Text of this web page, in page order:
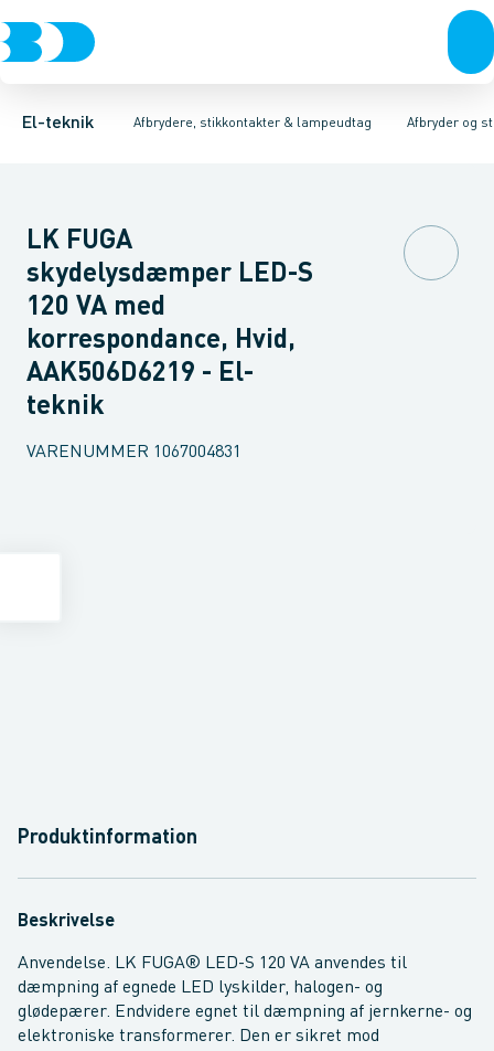
El-teknik Afbrydere, stikkontakter & lampeudtag
Afbrydere, stikkontakter & lampeudtagForgreningsmateriel
Afbryder og
Afbryder og stikdåsemateriel
Afbryder og stikkontakt kombinationInstallationsafbryder
LK FUGA
skydelysdæmper LED-S
120 VA med
korrespondance, Hvid,
AAK506D6219 - El-
teknik
VARENUMMER 1067004831
Produktinformation
Beskrivelse
Anvendelse. LK FUGA® LED-S 120 VA anvendes til
dæmpning af egnede LED lyskilder, halogen- og
glødepærer. Endvidere egnet til dæmpning af jernkerne- og
elektroniske transformerer. Den er sikret mod